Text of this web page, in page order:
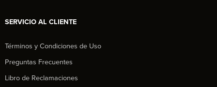
SERVICIO AL CLIENTE
Términos y Condiciones de Uso
Preguntas Frecuentes
Libro de Reclamaciones